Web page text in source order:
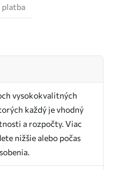
platba
vysokokvalitných
každý je vhodný
a rozpočty. Viac
nižšie alebo počas